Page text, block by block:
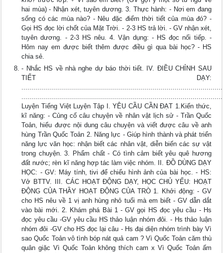
hai mùa) - Nhận xét, tuyên dương. 3. Thực hành: - Nơi em đang
sống có các mùa nào? - Nêu đặc điểm thời tiết của mùa đó? -
Gọi HS đọc lời chốt của Mặt Trời. - 2-3 HS trả lời. - GV nhận xét,
tuyên dương. - 2-3 HS nêu. 4. Vận dụng: - HS đọc nối tiếp. -
Hôm nay em được biết thêm được điều gì qua bài học? - HS
chia sẻ.
- Nhắc HS về nhà nghe dự báo thời tiết. IV. ĐIỀU CHỈNH SAU
TIẾT DẠY:
Luyện Tiếng Việt Luyện Tập I. YÊU CẦU CẦN ĐẠT 1.Kiến thức,
kĩ năng: - Củng cố câu chuyện về nhân vật lịch sử - Trần Quốc
Toản, hiểu được nội dung câu chuyện và viết được câu về anh
hùng Trần Quốc Toản 2. Năng lực - Giúp hình thành và phát triển
năng lực văn học: nhận biết các nhân vật, diễn biến các sự vật
trong chuyện. 3. Phẩm chất - Có tình cảm biết yêu quê hương
đất nước; rèn kĩ năng hợp tác làm việc nhóm. II. ĐỒ DÙNG DẠY
HỌC: - GV: Máy tính, tivi để chiếu hình ảnh của bài học. - HS:
Vở BTTV. III. CÁC HOẠT ĐỘNG DẠY, HỌC CHỦ YẾU: HOẠT
ĐỘNG CỦA THẦY HOẠT ĐỘNG CỦA TRÒ 1. Khởi động: - GV
cho HS nêu về 1 vị anh hùng nhỏ tuổi mà em biết - GV dẫn dắt
vào bài mới. 2. Khám phá Bài 1 - GV gọi HS đọc yêu cầu - Hs
đọc yêu cầu -GV yêu cầu HS thảo luận nhóm đôi. - Hs thảo luận
nhóm đôi -GV cho HS đọc lại câu - Hs đại diện nhóm trình bày Vì
sao Quốc Toản vô tình bóp nát quả cam ? Vì Quốc Toản căm thù
quân giặc Vì Quốc Toản không thích cam x Vì Quốc Toản ấm